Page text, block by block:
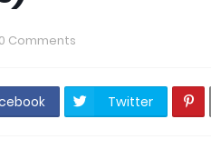
0 Comments
Twitter